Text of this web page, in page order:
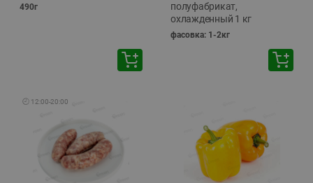
490г
полуфабрикат,
охлажденный 1 кг
фасовка: 1-2кг
🕘 12:00-20:00